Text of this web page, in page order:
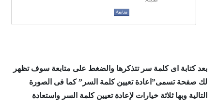
بعد كتابة اى كلمة سر تتذكرها والضغط على متابعة سوف تظهر
لك صفحة تسمى”اعادة تعيين كلمة السر” كما فى الصورة
التالية وبها ثلاثة خيارات لإعادة تعيين كلمة السر واستعادة